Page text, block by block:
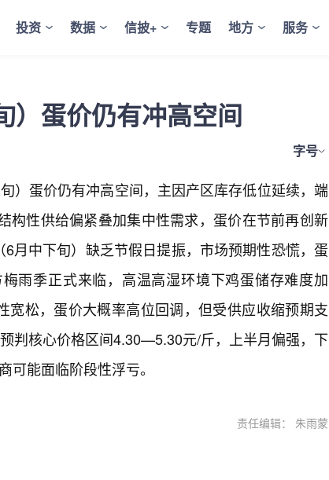
投资 数据 信披+ 专题 地方 服务
）蛋价仍有冲高空间
字号
）蛋价仍有冲高空间，主因产区库存低位延续，端
构性供给偏紧叠加集中性需求，蛋价在节前再创新
月中下旬）缺乏节假日提振，市场预期性恐慌，蛋
雨季正式来临，高温高湿环境下鸡蛋储存难度加
松，蛋价大概率高位回调，但受供应收缩预期支
判核心价格区间4.30—5.30元/斤，上半月偏强，下
能面临阶段性浮亏。
责任编辑： 朱雨蒙